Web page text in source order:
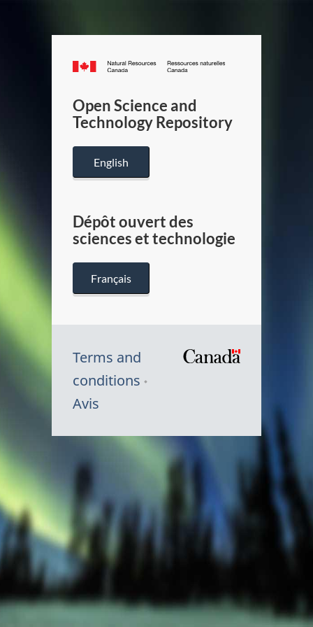
Canada.ca
/
Canada
Open Science and
Technology Repository
English
Dépôt ouvert des
sciences et technologie
Français
Terms and
conditions
Avis
Canada